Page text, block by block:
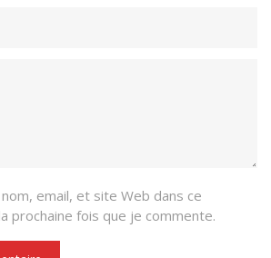
email, et site Web dans ce
prochaine fois que je commente.